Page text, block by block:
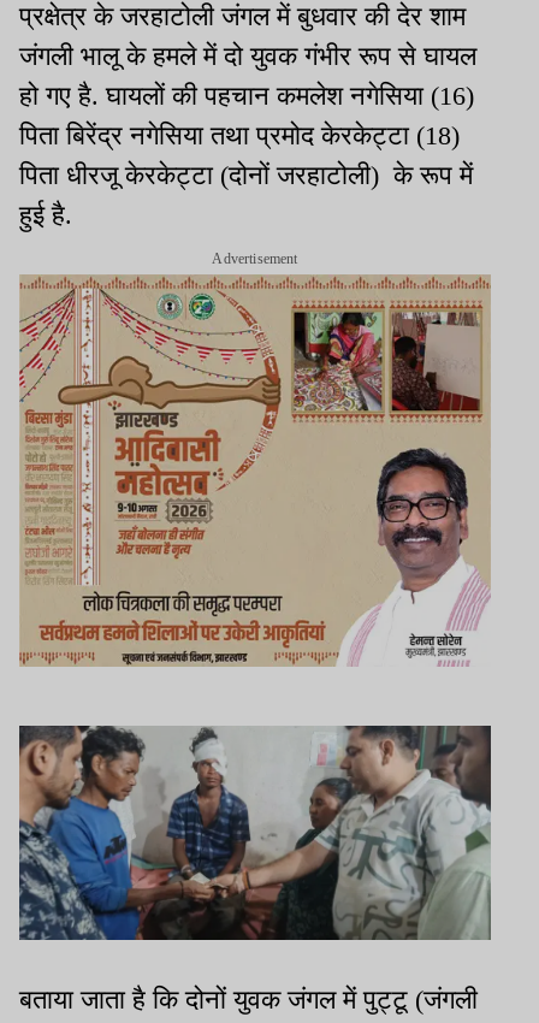
प्रक्षेत्र के जरहाटोली जंगल में बुधवार की देर शाम
जंगली भालू के हमले में दो युवक गंभीर रूप से घायल
हो गए है. घायलों की पहचान कमलेश नगेसिया (16)
पिता बिरेंद्र नगेसिया तथा प्रमोद केरकेट्टा (18)
पिता धीरजू केरकेट्टा (दोनों जरहाटोली) के रूप में
हुई है.
Advertisement
बताया जाता है कि दोनों युवक जंगल में पुट्टू (जंगली